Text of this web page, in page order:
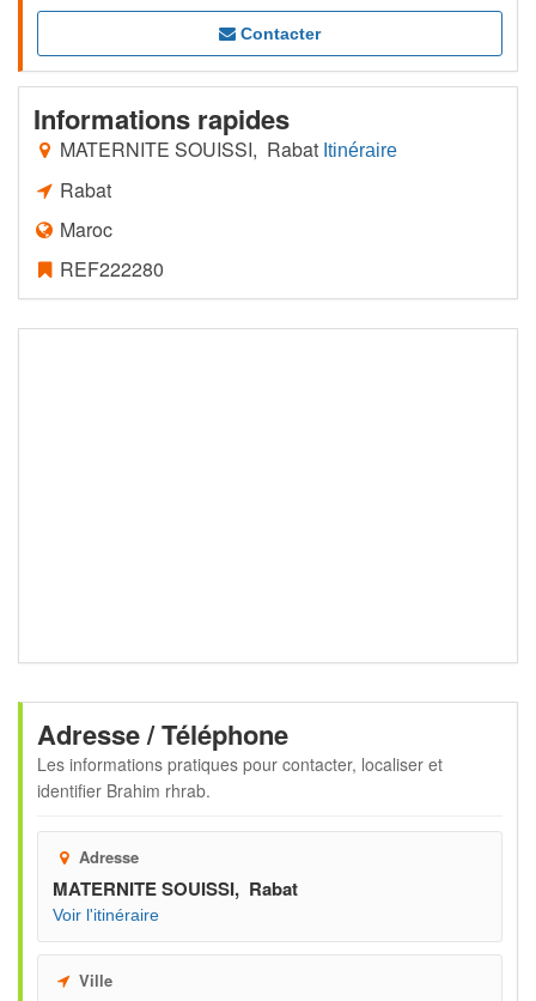
Contacter
Informations rapides
MATERNITE SOUISSI, Rabat Itinéraire
Rabat
Maroc
REF222280
Adresse / Téléphone
Les informations pratiques pour contacter, localiser et
identifier Brahim rhrab.
Adresse
MATERNITE SOUISSI, Rabat
Voir l'itinéraire
Ville